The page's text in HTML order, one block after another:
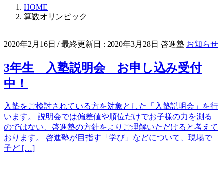
HOME
算数オリンピック
2020年2月16日 / 最終更新日 : 2020年3月28日 啓進塾 お知らせ
3年生 入塾説明会 お申し込み受付
中！
入塾をご検討されている方を対象とした「入塾説明会」を行
います。 説明会では偏差値や順位だけでお子様の力を測る
のではない、啓進塾の方針をよりご理解いただけると考えて
おります。 啓進塾が目指す「学び」などについて、現場で
子ど […]